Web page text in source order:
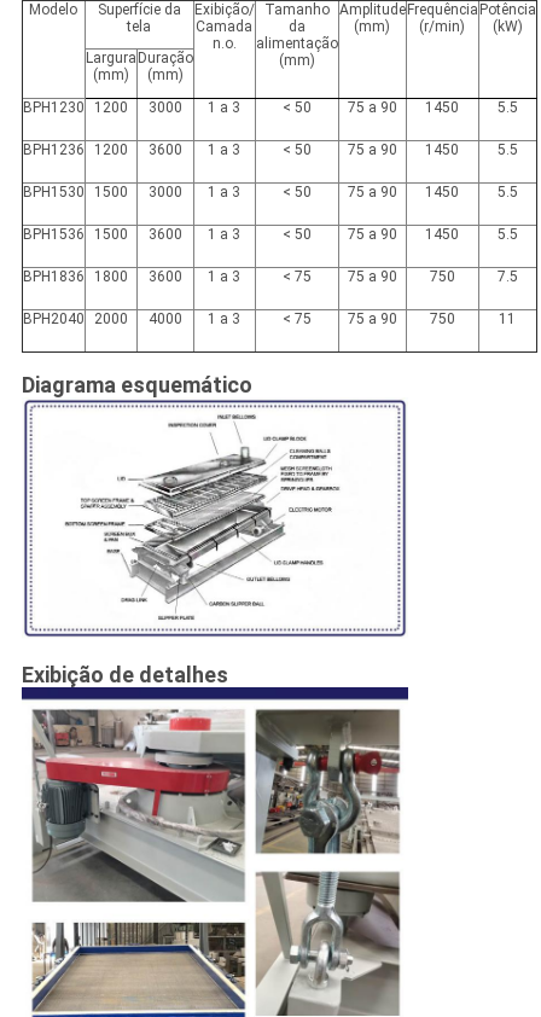
Modelo
Superfície da
tela
Exibição/
Camada
n.o.
Tamanho
da
alimentação
(mm)
Amplitude
(mm)
Frequência
(r/min)
Potência
(kW)
Largura
(mm)
Duração
(mm)
BPH1230
1200 3000 1 a 3 < 50 75 a 90 1450 5.5
BPH1236 1200 3600 1 a 3 < 50 75 a 90 1450 5.5
BPH1530 1500 3000 1 a 3 < 50 75 a 90 1450 5.5
BPH1536 1500 3600 1 a 3 < 50 75 a 90 1450 5.5
BPH1836 1800 3600 1 a 3 < 75 75 a 90 750 7.5
BPH2040 2000 4000 1 a 3 < 75 75 a 90 750 11
Diagrama esquemático
Exibição de detalhes